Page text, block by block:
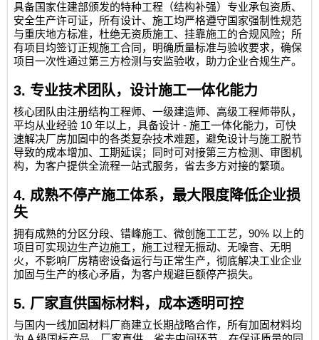
具备国家住建部颁发的特种工程（结构补强）专业承包资质、
安全生产许可证，所有设计、施工均严格遵守国家强制性规范
与重庆地方标准，杜绝无资质施工、挂靠施工的合规风险；所
有项目均签订正规施工合同，明确质量标准与验收要求，确保
项目一次性通过第三方检测与安监验收，助力企业合规生产。
3. 专业技术团队，设计施工一体化能力
核心团队由注册结构工程师、一级建造师、高级工程师带队，
平均从业经验 10年以上，具备设计-施工一体化能力，可快
速解决厂房加固中的各类复杂技术难题，避免设计与施工脱节
导致的成本增加、工期延误；同时可对接第三方检测、审图机
构，为客户提供全流程一站式服务，省去多方对接的繁琐。
4. 成熟不停产施工体系，最大限度降低企业损
失
拥有成熟的分区分段、错峰施工、微创施工工艺，90% 以上的
项目可实现边生产边施工，施工过程无振动、无噪音、无明
火，不影响厂房精密设备运行与正常生产，彻底解决工业企业
加固与生产的核心矛盾，为客户规避巨额停产损失。
5. 厂家直供国标材料，成本透明可控
与国内一线加固材料厂商建立长期战略合作，所有加固材料均